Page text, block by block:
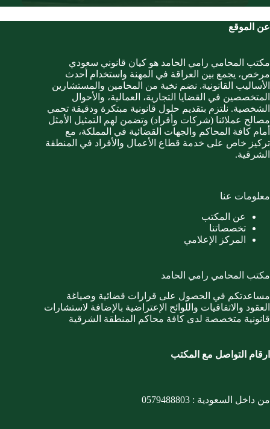
عن الموقع
مكتب المحامي رامي الحامد هو كيان قانوني سعودي
مرخص، يجمع بين العراقة في المهنة واستخدام أحدث
الأساليب القانونية. نضم نخبة من المحامين والمستشارين
المتخصصين في القضايا التجارية، العمالية، والأحوال
الشخصية. نلتزم بتقديم حلول قانونية مبتكرة ودقيقة تحمي
مصالح عملائنا (شركات وأفراد) وتضمن لهم التمثيل الأمثل
أمام كافة المحاكم والجهات القضائية في المملكة، مع
تركيز خاص على خدمة قطاع الأعمال والأفراد في المنطقة
الشرقية.
معلومات عنا
عن المكتب
تخصصاتنا
المركز الإعلامي
مكتب المحامي رامي الحامد
مساعدتكم في الحصول على قرارات قضائية وصياغة
العقود والاتفاقيات واللوائح الإعتراضية بالإضافة لاستشارات
قانونية متخصصة لدى كافة محاكم المنطقة الشرقية
ارقام التواصل مع المكتب
من داخل السعودية : 0579488803